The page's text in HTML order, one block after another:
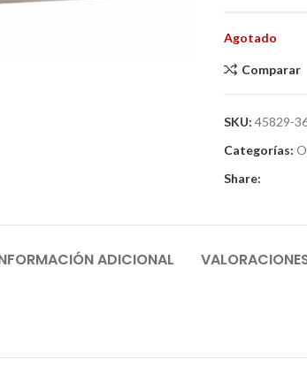
Agotado
Comparar
SKU: 45829-
Categorías:
Share:
ADICIONAL